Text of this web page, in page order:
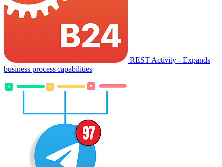
REST Activity - Expands
business process capabilities